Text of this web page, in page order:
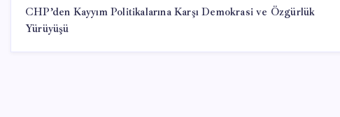
CHP’den Kayyım Politikalarına Karşı Demokrasi ve Özgürlük
Yürüyüşü